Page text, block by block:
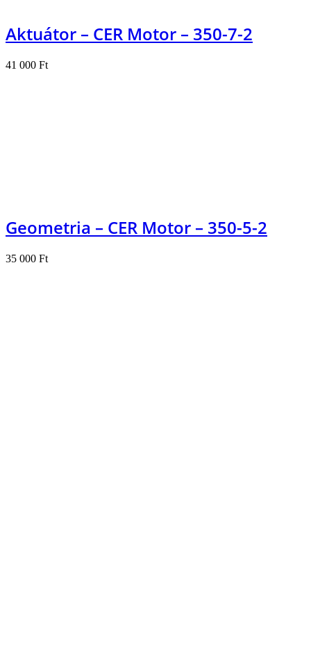
Aktuátor – CER Motor – 350-7-2
41 000 Ft
Geometria – CER Motor – 350-5-2
35 000 Ft